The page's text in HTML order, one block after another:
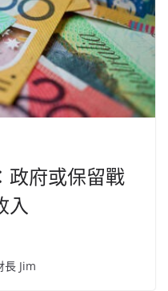
政府或保留戰
入
長 Jim